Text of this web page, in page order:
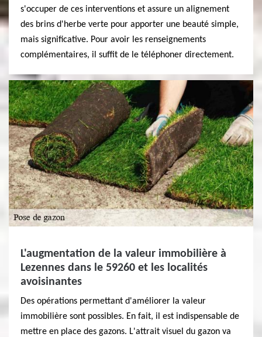
s'occuper de ces interventions et assure un alignement
des brins d'herbe verte pour apporter une beauté simple,
mais significative. Pour avoir les renseignements
complémentaires, il suffit de le téléphoner directement.
L'augmentation de la valeur immobilière à
Lezennes dans le 59260 et les localités
avoisinantes
Des opérations permettant d'améliorer la valeur
immobilière sont possibles. En fait, il est indispensable de
mettre en place des gazons. L'attrait visuel du gazon va